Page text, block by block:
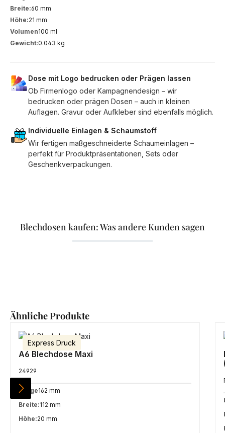
Breite:60 mm
Höhe:21 mm
Volumen100 ml
Gewicht:0.043 kg
Dose mit Logo bedrucken oder Prägen lassen
Ob Firmenlogo oder Kampagnendesign – wir
bedrucken oder prägen Dosen – auch in kleinen
Auflagen. Gravur oder Aufkleber sind ebenfalls möglich.
Individuelle Einlagen & Schaumstoff
Wir fertigen maßgeschneiderte Schaumeinlagen –
perfekt für Produktpräsentationen, Sets oder
Geschenkverpackungen.
Blechdosen kaufen: Was andere Kunden sagen
Produktgalerie überspringen
Ähnliche Produkte
Express Druck
A6 Blechdose Maxi
24929
Länge162 mm
Breite:112 mm
Höhe:20 mm